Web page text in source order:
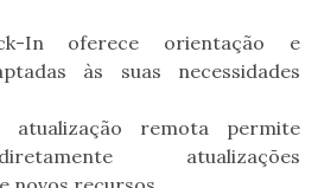
In oferece orientação e
às suas necessidades
atualização remota permite
atualizações